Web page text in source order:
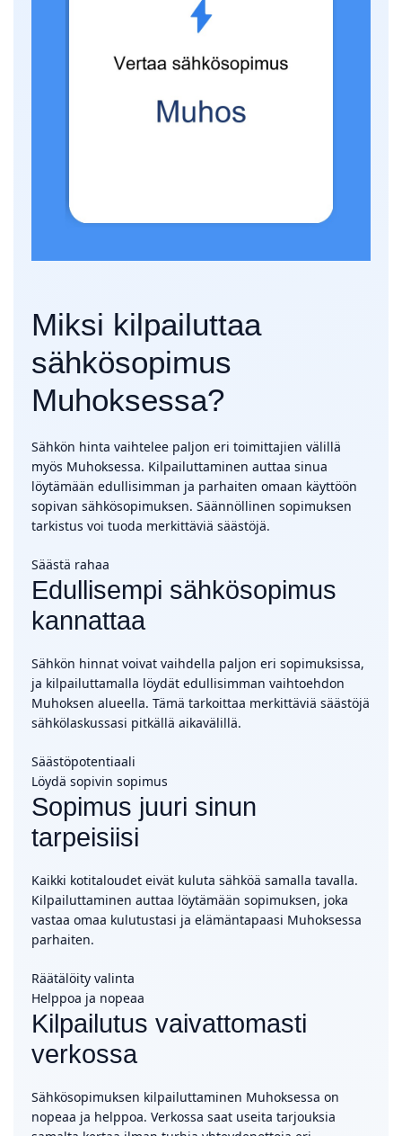
Miksi kilpailuttaa
sähkösopimus
Muhoksessa?
Sähkön hinta vaihtelee paljon eri toimittajien välillä
myös Muhoksessa. Kilpailuttaminen auttaa sinua
löytämään edullisimman ja parhaiten omaan käyttöön
sopivan sähkösopimuksen. Säännöllinen sopimuksen
tarkistus voi tuoda merkittäviä säästöjä.
Säästä rahaa
Edullisempi sähkösopimus
kannattaa
Sähkön hinnat voivat vaihdella paljon eri sopimuksissa,
ja kilpailuttamalla löydät edullisimman vaihtoehdon
Muhoksen alueella. Tämä tarkoittaa merkittäviä säästöjä
sähkölaskussasi pitkällä aikavälillä.
Säästöpotentiaali
Löydä sopivin sopimus
Sopimus juuri sinun
tarpeisiisi
Kaikki kotitaloudet eivät kuluta sähköä samalla tavalla.
Kilpailuttaminen auttaa löytämään sopimuksen, joka
vastaa omaa kulutustasi ja elämäntapaasi Muhoksessa
parhaiten.
Räätälöity valinta
Helppoa ja nopeaa
Kilpailutus vaivattomasti
verkossa
Sähkösopimuksen kilpailuttaminen Muhoksessa on
nopeaa ja helppoa. Verkossa saat useita tarjouksia